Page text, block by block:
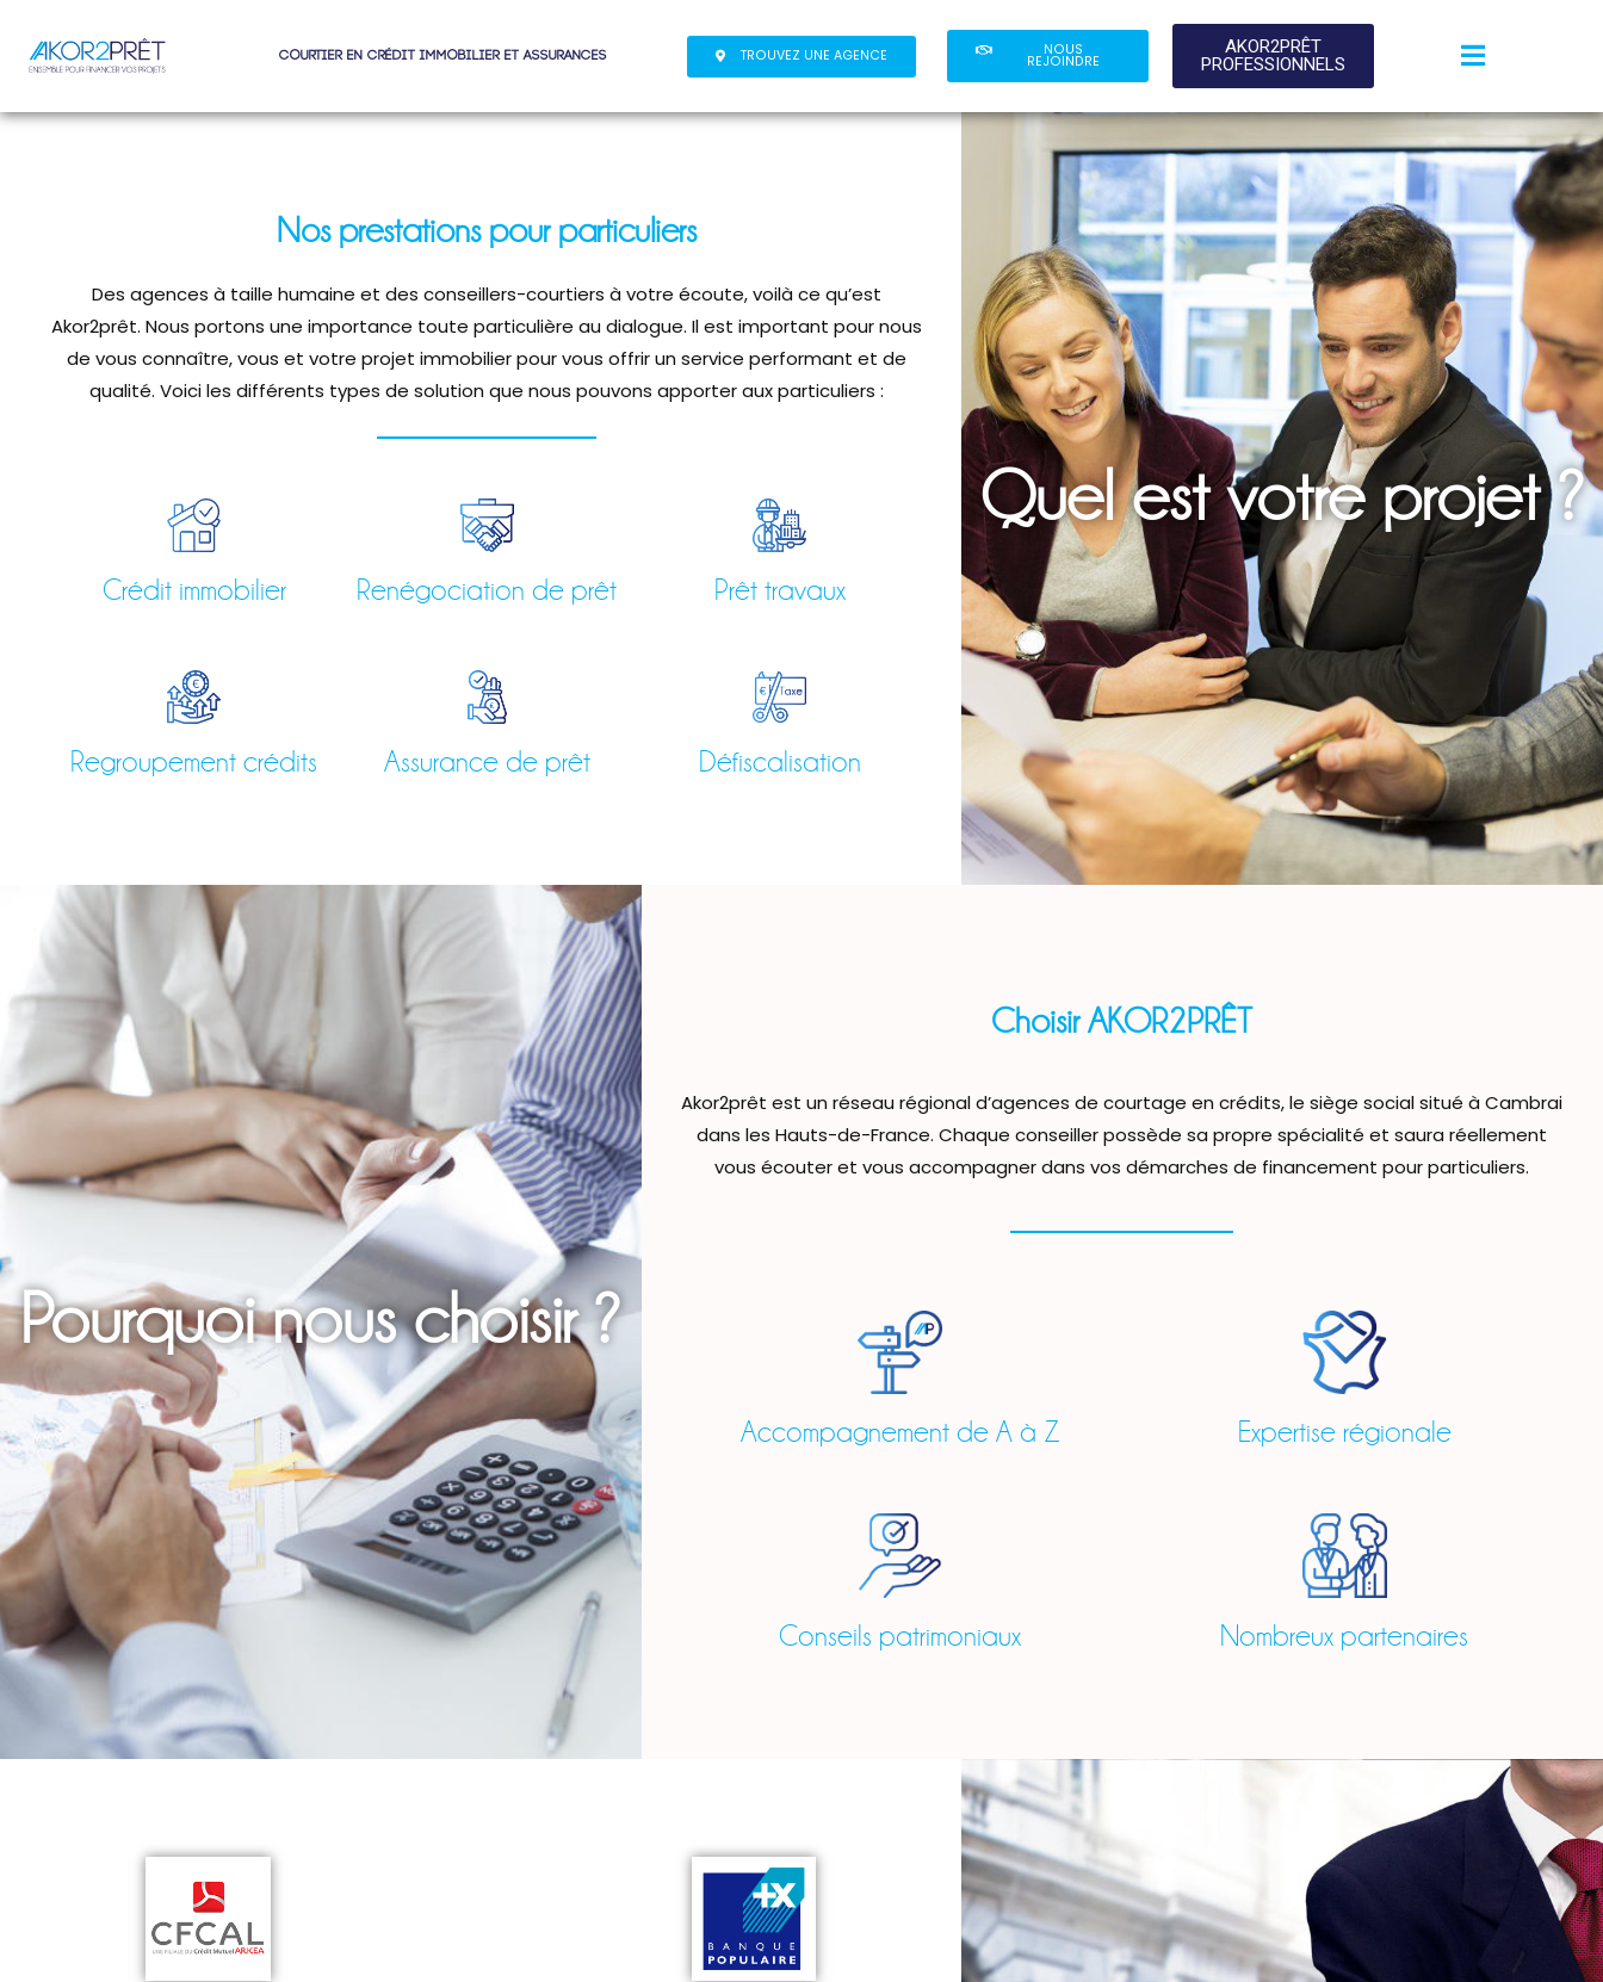
Courtier en crédit immobilier et assurances TROUVEZ UNE AGENCE NOUS
REJOINDRE
AKOR2PRÊT
PROFESSIONNELS
Nos prestations pour particuliers
Des agences à taille humaine et des conseillers-courtiers à votre écoute, voilà ce qu’est
Akor2prêt. Nous portons une importance toute particulière au dialogue. Il est important pour nous
de vous connaître, vous et votre projet immobilier pour vous offrir un service performant et de
qualité. Voici les différents types de solution que nous pouvons apporter aux particuliers :
Crédit immobilier Renégociation de prêt Prêt travaux
Regroupement crédits Assurance de prêt Défiscalisation
Quel est votre projet ?
Pourquoi nous choisir ?
Choisir AKOR2PRÊT
Akor2prêt est un réseau régional d’agences de courtage en crédits, le siège social situé à Cambrai
dans les Hauts-de-France. Chaque conseiller possède sa propre spécialité et saura réellement
vous écouter et vous accompagner dans vos démarches de financement pour particuliers.
Accompagnement de A à Z Expertise régionale
Conseils patrimoniaux Nombreux partenaires